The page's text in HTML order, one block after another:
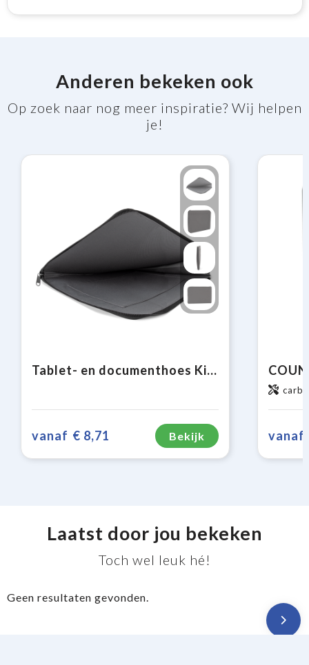
Anderen bekeken ook
Op zoek naar nog meer inspiratie? Wij helpen
je!
Tablet- en documenthoes Kialma by K-loop
vanaf € 8,71 Bekijk vanaf
Laatst door jou bekeken
Toch wel leuk hé!
Geen resultaten gevonden.